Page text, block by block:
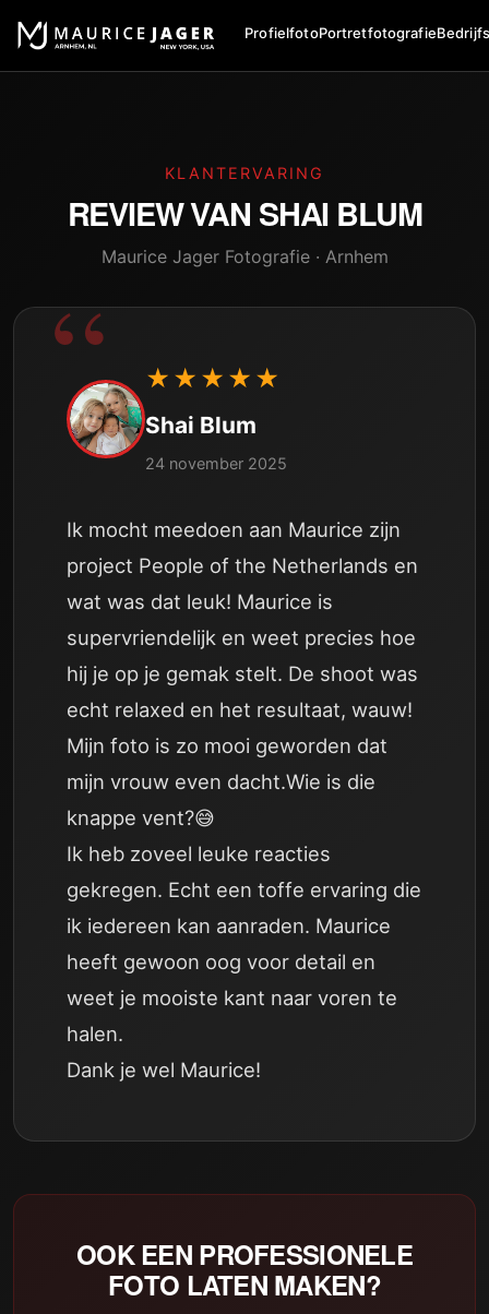
ProfielfotoPortretfotografie
KLANTERVARING
REVIEW VAN SHAI BLUM
Maurice Jager Fotografie · Arnhem
★★★★★
Shai Blum
24 november 2025
Ik mocht meedoen aan Maurice zijn
project People of the Netherlands en
wat was dat leuk! Maurice is
supervriendelijk en weet precies hoe
hij je op je gemak stelt. De shoot was
echt relaxed en het resultaat, wauw!
Mijn foto is zo mooi geworden dat
mijn vrouw even dacht.Wie is die
knappe vent?😅
Ik heb zoveel leuke reacties
gekregen. Echt een toffe ervaring die
ik iedereen kan aanraden. Maurice
heeft gewoon oog voor detail en
weet je mooiste kant naar voren te
halen.
Dank je wel Maurice!
OOK EEN PROFESSIONELE
FOTO LATEN MAKEN?